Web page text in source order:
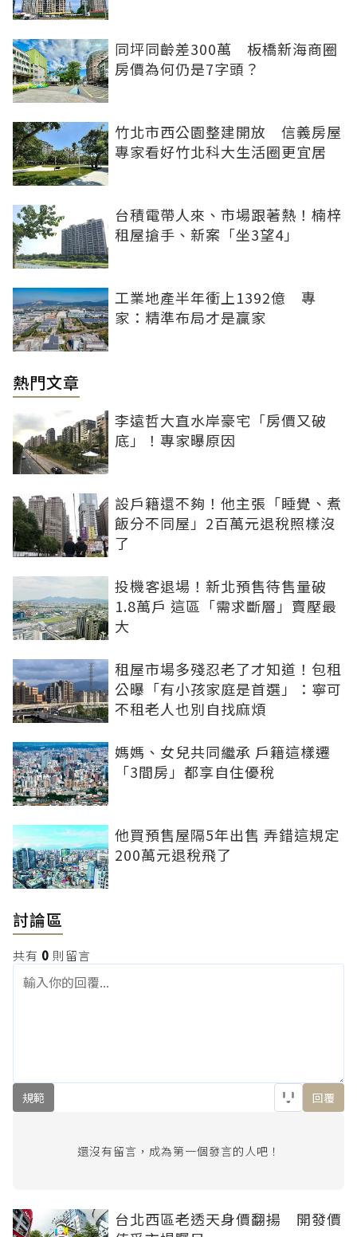
同坪同齡差300萬 板橋新海商圈
房價為何仍是7字頭？
竹北市西公園整建開放 信義房屋
專家看好竹北科大生活圈更宜居
台積電帶人來、市場跟著熱！楠梓
租屋搶手、新案「坐3望4」
工業地產半年衝上1392億 專
家：精準布局才是贏家
熱門文章
李遠哲大直水岸豪宅「房價又破
底」！專家曝原因
設戶籍還不夠！他主張「睡覺、煮
飯分不同屋」2百萬元退稅照樣沒
了
投機客退場！新北預售待售量破
1.8萬戶 這區「需求斷層」賣壓最
大
租屋市場多殘忍老了才知道！包租
公曝「有小孩家庭是首選」：寧可
不租老人也別自找麻煩
媽媽、女兒共同繼承 戶籍這樣遷
「3間房」都享自住優稅
他買預售屋隔5年出售 弄錯這規定
200萬元退稅飛了
討論區
共有 0 則留言
規範 回覆
還沒有留言，成為第一個發言的人吧！
台北西區老透天身價翻揚 開發價